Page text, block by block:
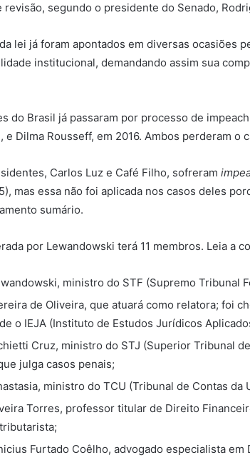
revisão, segundo o presidente do Senado,
lei já foram apontados em diversas ocasiões
institucional, demandando assim sua
do Brasil já passaram por processo de
e Dilma Rousseff, em 2016. Ambos perderam o
Carlos Luz e Café Filho, sofreram
mas essa não foi aplicada nos casos deles
sumário.
por Lewandowski terá 11 membros. Leia a
ministro do STF (Supremo Tribunal
de Oliveira, que atuará como relatora; foi
o IEJA (Instituto de Estudos Jurídicos
Cruz, ministro do STJ (Superior Tribunal
julga casos penais;
ministro do TCU (Tribunal de Contas da
Torres, professor titular de Direito
Furtado Coêlho, advogado especialista